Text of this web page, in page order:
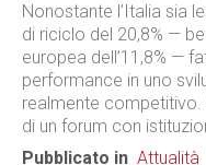
Nonostante l’Italia sia
di riciclo del 20,8% —
europea dell’11,8% —
performance in uno
realmente
di un forum con
Pubblicato in Attualità